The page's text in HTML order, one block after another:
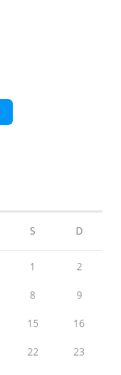
S D
1 2
8 9
15 16
22 23